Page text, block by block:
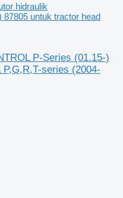
hidraulik
untuk tractor head
P-Series (01.15-)
series (2004-